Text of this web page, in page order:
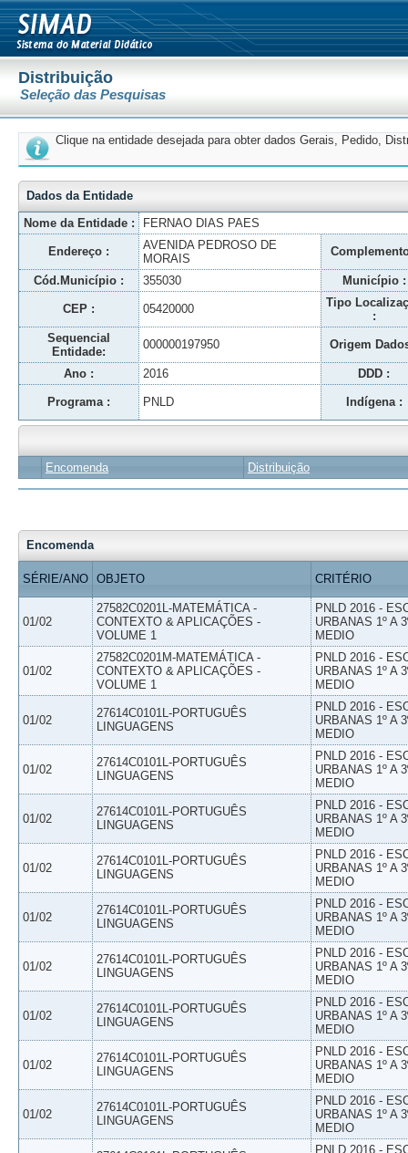
Distribuição
Seleção das Pesquisas
Clique na entidade desejada para obter dados Gerais, Pedido,
Dados da Entidade
Nome da Entidade :
FERNAO DIAS PAES
Endereço :
AVENIDA PEDROSO DE
MORAIS
Cód.Município : 355030 Município :
CEP : 05420000
Tipo
:
Sequencial
Entidade:
000000197950 Origem
Ano : 2016 DDD :
Programa : PNLD Indígena :
Encomenda Distribuição
Encomenda
SÉRIE/ANO OBJETO CRITÉRIO
01/02
27582C0201L-MATEMÁTICA -
CONTEXTO & APLICAÇÕES -
VOLUME 1
PNLD 2016 -
URBANAS 1º A
MEDIO
01/02
27582C0201M-MATEMÁTICA -
CONTEXTO & APLICAÇÕES -
VOLUME 1
PNLD 2016 -
URBANAS 1º A
MEDIO
01/02
27614C0101L-PORTUGUÊS
LINGUAGENS
PNLD 2016 -
URBANAS 1º A
MEDIO
01/02
27614C0101L-PORTUGUÊS
LINGUAGENS
PNLD 2016 -
URBANAS 1º A
MEDIO
01/02
27614C0101L-PORTUGUÊS
LINGUAGENS
PNLD 2016 -
URBANAS 1º A
MEDIO
01/02
27614C0101L-PORTUGUÊS
LINGUAGENS
PNLD 2016 -
URBANAS 1º A
MEDIO
01/02
27614C0101L-PORTUGUÊS
LINGUAGENS
PNLD 2016 -
URBANAS 1º A
MEDIO
01/02
27614C0101L-PORTUGUÊS
LINGUAGENS
PNLD 2016 -
URBANAS 1º A
MEDIO
01/02
27614C0101L-PORTUGUÊS
LINGUAGENS
PNLD 2016 -
URBANAS 1º A
MEDIO
01/02
27614C0101L-PORTUGUÊS
LINGUAGENS
PNLD 2016 -
URBANAS 1º A
MEDIO
01/02
27614C0101L-PORTUGUÊS
LINGUAGENS
PNLD 2016 -
URBANAS 1º A
MEDIO
PNLD 2016 -